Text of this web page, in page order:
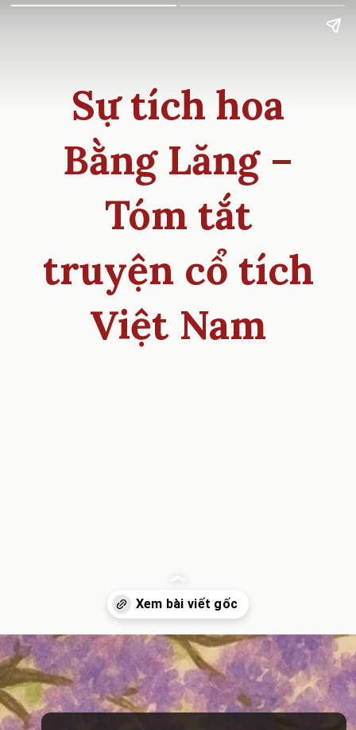
Sự tích hoa
Bằng Lăng –
Tóm tắt
truyện cổ tích
Việt Nam
Đang mở